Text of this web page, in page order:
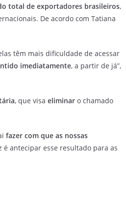
total de exportadores brasileiros,
De acordo com Tatiana
têm mais dificuldade de acessar
imediatamente, a partir de já”,
, que visa eliminar o chamado
fazer com que as nossas
é antecipar esse resultado para as